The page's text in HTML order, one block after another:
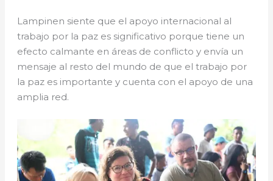
Lampinen siente que el apoyo internacional al
trabajo por la paz es significativo porque tiene un
efecto calmante en áreas de conflicto y envía un
mensaje al resto del mundo de que el trabajo por
la paz es importante y cuenta con el apoyo de una
amplia red.